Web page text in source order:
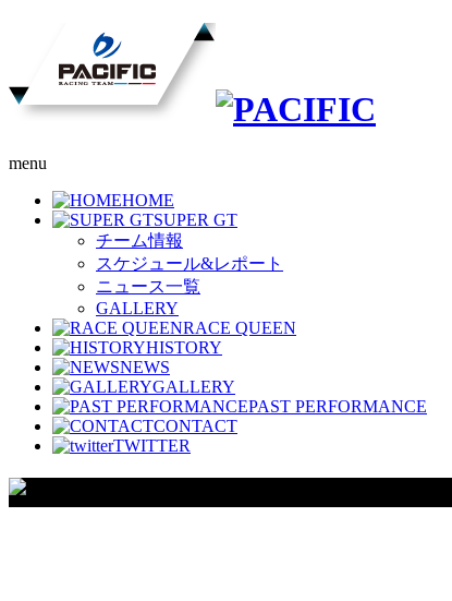
menu
HOME
SUPER GT
チーム情報
スケジュール&レポート
ニュース一覧
GALLERY
RACE QUEEN
HISTORY
NEWS
GALLERY
PAST PERFORMANCE
CONTACT
TWITTER